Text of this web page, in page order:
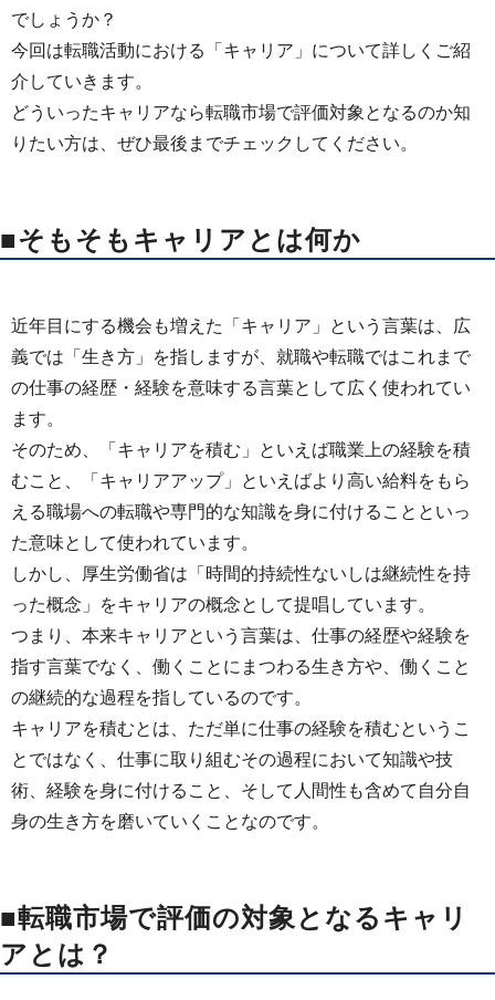
でしょうか？
今回は転職活動における「キャリア」について詳しくご紹
介していきます。
どういったキャリアなら転職市場で評価対象となるのか知
りたい方は、ぜひ最後までチェックしてください。
■そもそもキャリアとは何か
近年目にする機会も増えた「キャリア」という言葉は、広
義では「生き方」を指しますが、就職や転職ではこれまで
の仕事の経歴・経験を意味する言葉として広く使われてい
ます。
そのため、「キャリアを積む」といえば職業上の経験を積
むこと、「キャリアアップ」といえばより高い給料をもら
える職場への転職や専門的な知識を身に付けることといっ
た意味として使われています。
しかし、厚生労働省は「時間的持続性ないしは継続性を持
った概念」をキャリアの概念として提唱しています。
つまり、本来キャリアという言葉は、仕事の経歴や経験を
指す言葉でなく、働くことにまつわる生き方や、働くこと
の継続的な過程を指しているのです。
キャリアを積むとは、ただ単に仕事の経験を積むというこ
とではなく、仕事に取り組むその過程において知識や技
術、経験を身に付けること、そして人間性も含めて自分自
身の生き方を磨いていくことなのです。
■転職市場で評価の対象となるキャリ
アとは？